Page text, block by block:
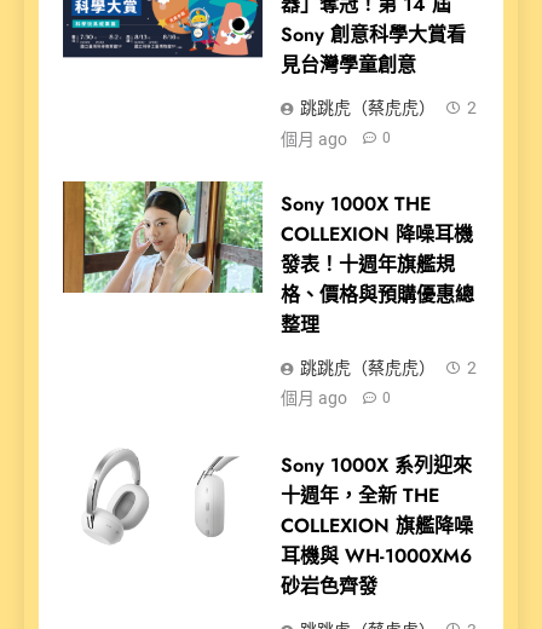
Sony 創意科學大賞看
見台灣學童創意
跳跳虎（蔡虎虎）
2
個月 ago
0
Sony 1000X THE
COLLEXION 降噪耳機
發表！十週年旗艦規
格、價格與預購優惠總
整理
跳跳虎（蔡虎虎）
2
個月 ago
0
Sony 1000X 系列迎來
十週年，全新 THE
COLLEXION 旗艦降噪
耳機與 WH-1000XM6
砂岩色齊發